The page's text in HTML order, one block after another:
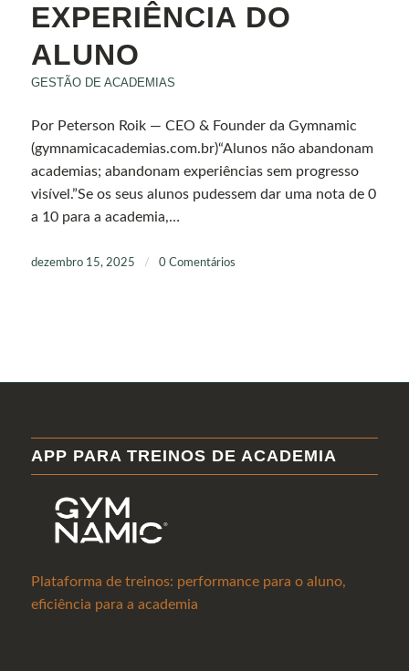
EXPERIÊNCIA DO
ALUNO
GESTÃO DE ACADEMIAS
Por Peterson Roik — CEO & Founder da Gymnamic
(gymnamicacademias.com.br)“Alunos não abandonam
academias; abandonam experiências sem progresso
visível.”Se os seus alunos pudessem dar uma nota de 0
a 10 para a academia,…
dezembro 15, 2025 / 0 Comentários
APP PARA TREINOS DE ACADEMIA
Plataforma de treinos: performance para o aluno,
eficiência para a academia